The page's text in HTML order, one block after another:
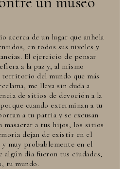
acerca de un lugar que anhela
en todos sus niveles y
El ejercicio de pensar
a la paz y, al mismo
del mundo que más
me lleva sin duda a
de sitios de devoción a la
cuando exterminan a tu
a tu patria y se excusan
masacrar a tus hijos, los sitios
dejan de existir en el
muy probablemente en el
día fueron tus ciudades,
tu mundo.